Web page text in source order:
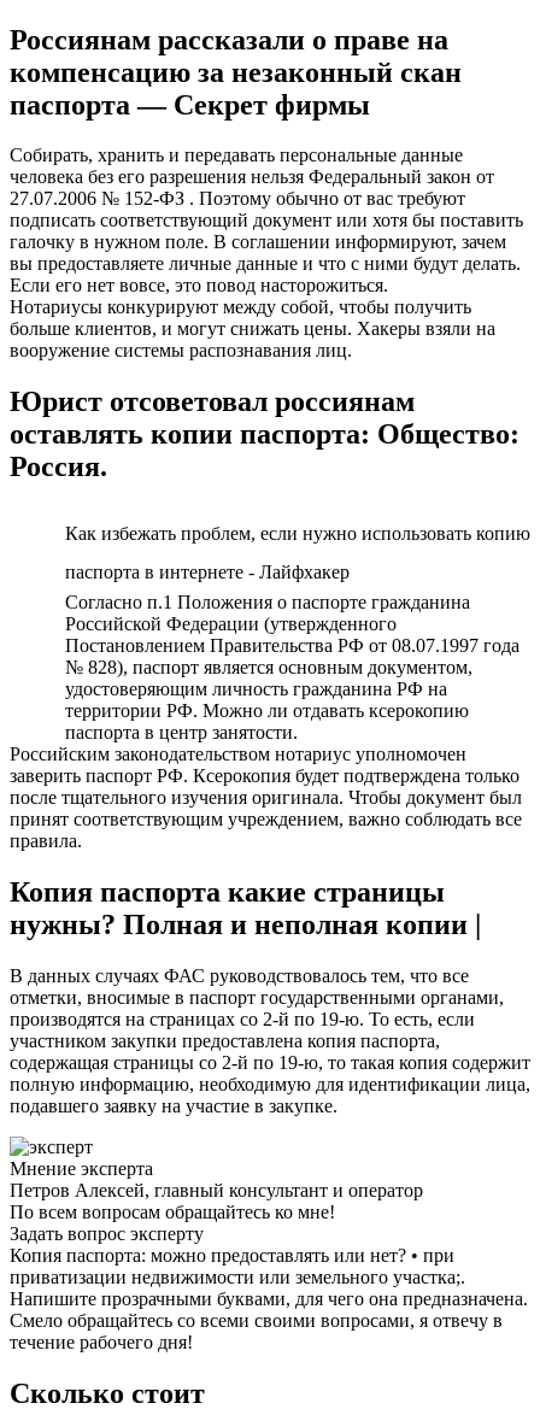
Россиянам рассказали о праве на
компенсацию за незаконный скан
паспорта — Секрет фирмы
Собирать, хранить и передавать персональные данные
человека без его разрешения нельзя Федеральный закон от
27.07.2006 № 152‑ФЗ . Поэтому обычно от вас требуют
подписать соответствующий документ или хотя бы поставить
галочку в нужном поле. В соглашении информируют, зачем
вы предоставляете личные данные и что с ними будут делать.
Если его нет вовсе, это повод насторожиться.
Нотариусы конкурируют между собой, чтобы получить
больше клиентов, и могут снижать цены. Хакеры взяли на
вооружение системы распознавания лиц.
Юрист отсоветовал россиянам
оставлять копии паспорта: Общество:
Россия.
Как избежать проблем, если нужно использовать копию
паспорта в интернете - Лайфхакер
Согласно п.1 Положения о паспорте гражданина
Российской Федерации (утвержденного
Постановлением Правительства РФ от 08.07.1997 года
№ 828), паспорт является основным документом,
удостоверяющим личность гражданина РФ на
территории РФ. Можно ли отдавать ксерокопию
паспорта в центр занятости.
Российским законодательством нотариус уполномочен
заверить паспорт РФ. Ксерокопия будет подтверждена только
после тщательного изучения оригинала. Чтобы документ был
принят соответствующим учреждением, важно соблюдать все
правила.
Копия паспорта какие страницы
нужны? Полная и неполная копии |
В данных случаях ФАС руководствовалось тем, что все
отметки, вносимые в паспорт государственными органами,
производятся на страницах со 2-й по 19-ю. То есть, если
участником закупки предоставлена копия паспорта,
содержащая страницы со 2-й по 19-ю, то такая копия содержит
полную информацию, необходимую для идентификации лица,
подавшего заявку на участие в закупке.
Мнение эксперта
Петров Алексей, главный консультант и оператор
По всем вопросам обращайтесь ко мне!
Задать вопрос эксперту
Копия паспорта: можно предоставлять или нет? • при
приватизации недвижимости или земельного участка;.
Напишите прозрачными буквами, для чего она предназначена.
Смело обращайтесь со всеми своими вопросами, я отвечу в
течение рабочего дня!
Сколько стоит